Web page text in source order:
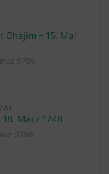
Chajim – 15. Mai
März 1748